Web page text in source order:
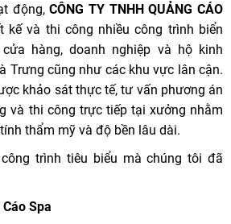
động,CÔNG TY TNHH QUẢNG CÁO
kế và thi công nhiều công trình biển
hàng, doanh nghiệp và hộ kinh
Trưng cũng như các khu vực lân cận.
khảo sát thực tế, tư vấn phương án
và thi công trực tiếp tại xưởng nhằm
thẩm mỹ và độ bền lâu dài.
trình tiêu biểu mà chúng tôi đã
Spa